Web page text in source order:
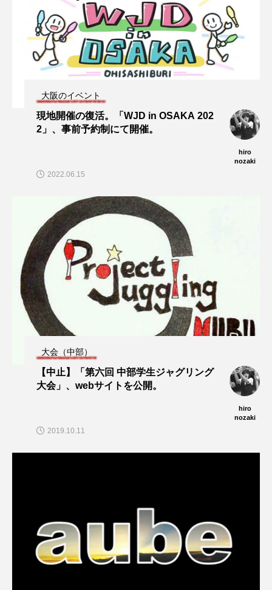
大阪のイベント
現地開催の復活。「WJD in OSAKA 202
2」、事前予約制にて開催。
hiro
nozaki
2022.06.15
大会（中部）
【中止】「第六回 中部学生ジャグリング
大会」、webサイトを公開。
hiro
nozaki
2019.10.11